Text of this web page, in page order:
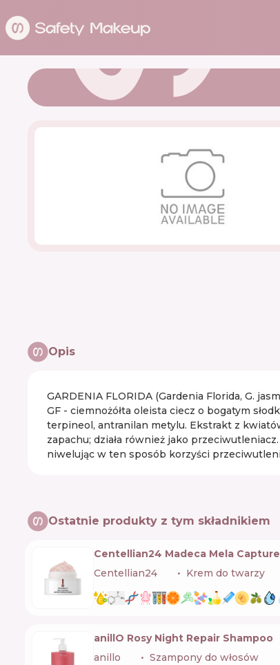
Opis
GARDENIA FLORIDA (Gardenia Florida, G.
GF - ciemnożółta oleista ciecz o bogatym
terpineol, antranilan metylu. Ekstrakt z
zapachu; działa również jako
niwelując w ten sposób korzyści
Ostatnie produkty z tym składnikiem
Centellian24 Madeca Mela
Centellian24
Krem do twarzy
anillO Rosy Night Repair Shampoo
anillo
Szampony do włosów